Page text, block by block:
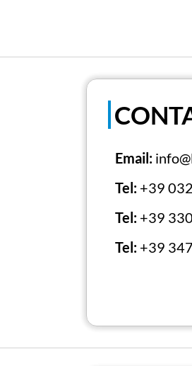
Le musée offre
structurées par
directs qui sont
Les visites du
Email:
Tel: +39
Tel: +39
Tel: +39